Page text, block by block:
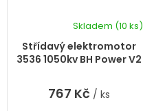
Střídavý elektromotor
3536 1050kv BH Power V2
Skladem (10 ks)
767 Kč / ks